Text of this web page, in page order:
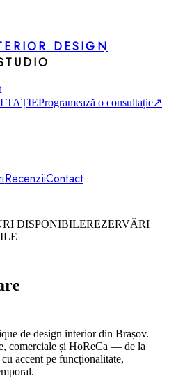
DESIGN
Programează o consultație↗
RecenziiContact
DISPONIBILEREZERVĂRI
de design interior din Brașov.
comerciale și HoReCa — de la
accent pe funcționalitate,